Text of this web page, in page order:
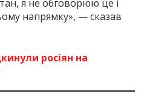
я не обговорюю це і
напрямку», — сказав
росіян на